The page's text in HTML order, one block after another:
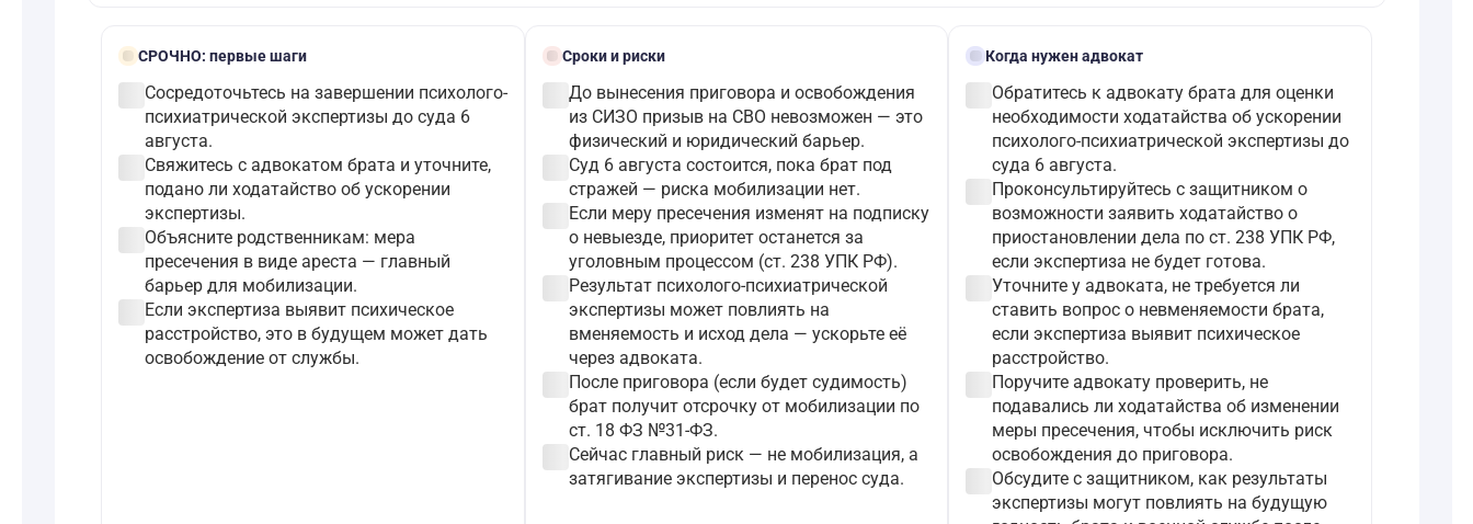
boltСРОЧНО: первые шаги
Сосредоточьтесь на завершении психолого-
психиатрической экспертизы до суда 6
августа.
Свяжитесь с адвокатом брата и уточните,
подано ли ходатайство об ускорении
экспертизы.
Объясните родственникам: мера
пресечения в виде ареста — главный
барьер для мобилизации.
Если экспертиза выявит психическое
расстройство, это в будущем может дать
освобождение от службы.
schedule Сроки и риски
До вынесения приговора и освобождения
из СИЗО призыв на СВО невозможен — это
физический и юридический барьер.
Суд 6 августа состоится, пока брат под
стражей — риска мобилизации нет.
Если меру пресечения изменят на подписку
о невыезде, приоритет останется за
уголовным процессом (ст. 238 УПК РФ).
Результат психолого-психиатрической
экспертизы может повлиять на
вменяемость и исход дела — ускорьте её
через адвоката.
После приговора (если будет судимость)
брат получит отсрочку от мобилизации по
ст. 18 ФЗ №31-ФЗ.
Сейчас главный риск — не мобилизация, а
затягивание экспертизы и перенос суда.
gavelКогда нужен адвокат
Обратитесь к адвокату брата для оценки
необходимости ходатайства об ускорении
психолого-психиатрической экспертизы до
суда 6 августа.
Проконсультируйтесь с защитником о
возможности заявить ходатайство о
приостановлении дела по ст. 238 УПК РФ,
если экспертиза не будет готова.
check_circleУточните у адвоката, не требуется ли
ставить вопрос о невменяемости брата,
если экспертиза выявит психическое
расстройство.
Поручите адвокату проверить, не
подавались ли ходатайства об изменении
меры пресечения, чтобы исключить риск
освобождения до приговора.
Обсудите с защитником, как результаты
экспертизы могут повлиять на будущую